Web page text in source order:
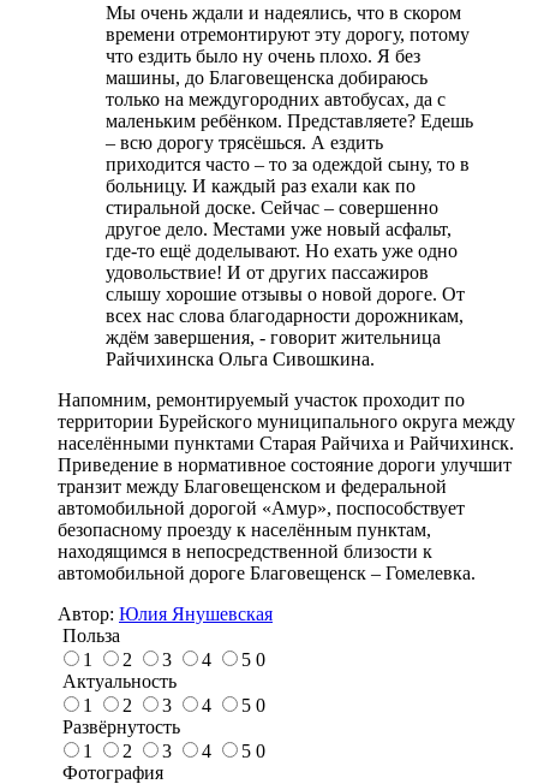
Мы очень ждали и надеялись, что в скором
времени отремонтируют эту дорогу, потому
что ездить было ну очень плохо. Я без
машины, до Благовещенска добираюсь
только на междугородних автобусах, да с
маленьким ребёнком. Представляете? Едешь
– всю дорогу трясёшься. А ездить
приходится часто – то за одеждой сыну, то в
больницу. И каждый раз ехали как по
стиральной доске. Сейчас – совершенно
другое дело. Местами уже новый асфальт,
где-то ещё доделывают. Но ехать уже одно
удовольствие! И от других пассажиров
слышу хорошие отзывы о новой дороге. От
всех нас слова благодарности дорожникам,
ждём завершения, - говорит жительница
Райчихинска Ольга Сивошкина.
Напомним, ремонтируемый участок проходит по
территории Бурейского муниципального округа между
населёнными пунктами Старая Райчиха и Райчихинск.
Приведение в нормативное состояние дороги улучшит
транзит между Благовещенском и федеральной
автомобильной дорогой «Амур», поспособствует
безопасному проезду к населённым пунктам,
находящимся в непосредственной близости к
автомобильной дороге Благовещенск – Гомелевка.
Автор: Юлия Янушевская
Польза
1
2 3 4 5 0
Актуальность
1
2 3 4 5 0
Развёрнутость
1
2 3 4 5 0
Фотография